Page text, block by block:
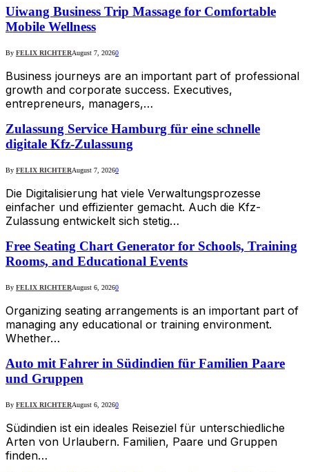
Uiwang Business Trip Massage for Comfortable
Mobile Wellness
By FELIX RICHTERAugust 7, 20260
Business journeys are an important part of professional
growth and corporate success. Executives,
entrepreneurs, managers,…
Zulassung Service Hamburg für eine schnelle
digitale Kfz-Zulassung
By FELIX RICHTERAugust 7, 20260
Die Digitalisierung hat viele Verwaltungsprozesse
einfacher und effizienter gemacht. Auch die Kfz-
Zulassung entwickelt sich stetig…
Free Seating Chart Generator for Schools, Training
Rooms, and Educational Events
By FELIX RICHTERAugust 6, 20260
Organizing seating arrangements is an important part of
managing any educational or training environment.
Whether…
Auto mit Fahrer in Südindien für Familien Paare
und Gruppen
By FELIX RICHTERAugust 6, 20260
Südindien ist ein ideales Reiseziel für unterschiedliche
Arten von Urlaubern. Familien, Paare und Gruppen
finden…